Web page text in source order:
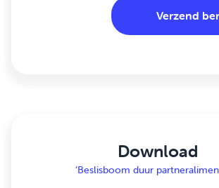
Download
‘Beslisboom duur